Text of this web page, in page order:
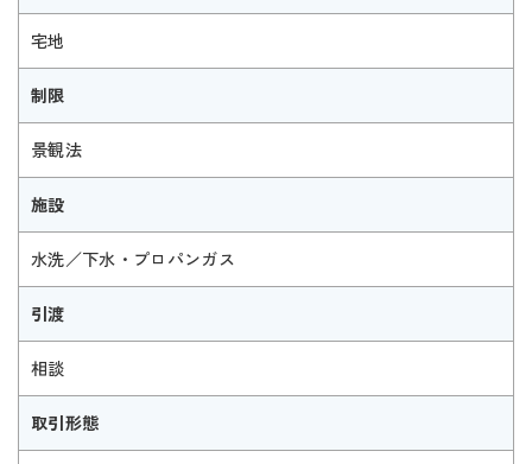
宅地
制限
景観法
施設
水洗／下水・プロパンガス
引渡
相談
取引形態